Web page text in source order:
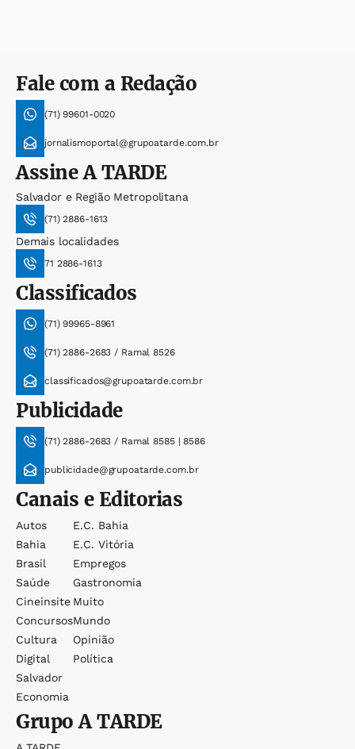
Fale com a Redação
(71) 99601-0020
jornalismoportal@grupoatarde.com.br
AssineA TARDE
Salvador e Região Metropolitana
(71) 2886-1613
Demais localidades
71 2886-1613
Classificados
(71) 99965-8961
(71) 2886-2683 / Ramal 8526
classificados@grupoatarde.com.br
Publicidade
(71) 2886-2683 / Ramal 8585 | 8586
publicidade@grupoatarde.com.br
Canais e Editorias
Autos
Bahia
Brasil
Saúde
Cineinsite
Concursos
Cultura
Digital
Salvador
Economia
E.c. Bahia
E.c. Vitória
Empregos
Gastronomia
Muito
Mundo
Opinião
Política
GrupoA TARDE